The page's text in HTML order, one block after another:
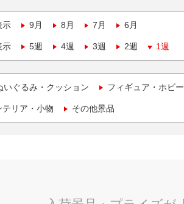
示 9月 8月 7月 6月
示 5週 4週 3週 2週 1週
いぐるみ・クッション フィギュア・ホビー
リア・小物 その他景品